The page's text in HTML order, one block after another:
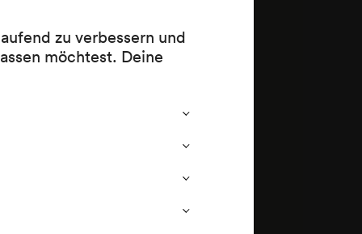
zu verbessern und
möchtest. Deine